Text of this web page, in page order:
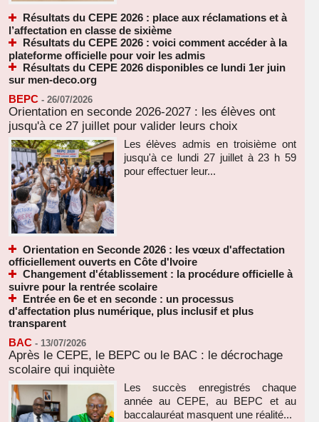
Résultats du CEPE 2026 : place aux réclamations et à
l’affectation en classe de sixième
Résultats du CEPE 2026 : voici comment accéder à la
plateforme officielle pour voir les admis
Résultats du CEPE 2026 disponibles ce lundi 1er juin
sur men-deco.org
BEPC - 26/07/2026
Orientation en seconde 2026-2027 : les élèves ont
jusqu'à ce 27 juillet pour valider leurs choix
Les élèves admis en troisième ont
jusqu'à ce lundi 27 juillet à 23 h 59
pour effectuer leur...
Orientation en Seconde 2026 : les vœux d'affectation
officiellement ouverts en Côte d'Ivoire
Changement d'établissement : la procédure officielle à
suivre pour la rentrée scolaire
Entrée en 6e et en seconde : un processus
d'affectation plus numérique, plus inclusif et plus
transparent
BAC - 13/07/2026
Après le CEPE, le BEPC ou le BAC : le décrochage
scolaire qui inquiète
Les succès enregistrés chaque
année au CEPE, au BEPC et au
baccalauréat masquent une réalité...